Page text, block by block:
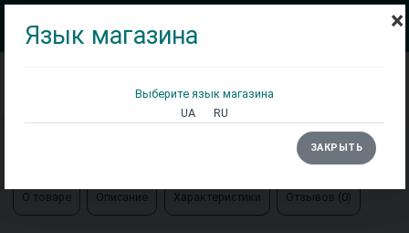
Матрасы
Стол Айрон Металл-Дизайн
×
Язык магазина
Выберите язык магазина
UA
RU
ЗАКРЫТЬ
О товаре Описание Характеристики Отзывов (0)